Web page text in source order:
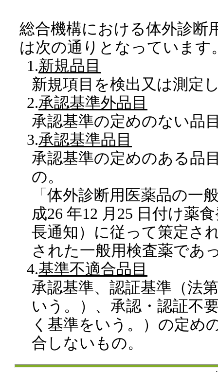
総合機構における体外診断
は次の通りとなっています
1.新規品目
新規項目を検出又は測定
2.承認基準外品目
承認基準の定めのない品
3.承認基準品目
承認基準の定めのある品
の。
「体外診断用医薬品の一
成26 年12 月25 日付け薬
長通知）に従って策定さ
された一般用検査薬であ
4.基準不適合品目
承認基準、認証基準（法
いう。）、承認・認証不
く基準をいう。）の定め
合しないもの。